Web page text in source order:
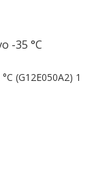
-35 °C
(G12E050A2) 1